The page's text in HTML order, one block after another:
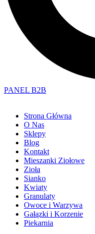
PANEL B2B
Strona Główna
O Nas
Sklepy
Blog
Kontakt
Mieszanki Ziołowe
Zioła
Sianko
Kwiaty
Granulaty
Owoce i Warzywa
Gałązki i Korzenie
Piekarnia